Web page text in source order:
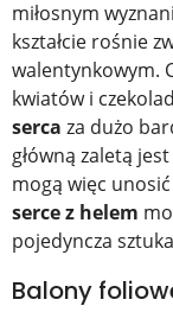
miłosnym
kształcie rośnie
walentynkowym.
kwiatów i
serca za dużo
główną zaletą
mogą więc
serce z helem
pojedyncza
Balony